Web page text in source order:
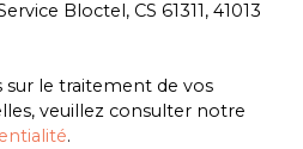
Bloctel, CS 61311, 41013
sur le traitement de vos
veuillez consulter notre
.